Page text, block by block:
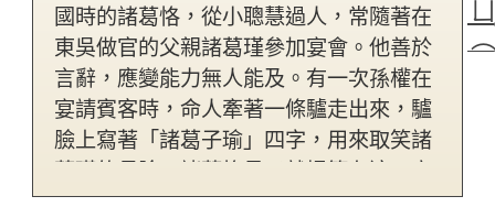
國時的諸葛恪，從小聰慧過人，常隨著在
東吳做官的父親諸葛瑾參加宴會。他善於
言辭，應變能力無人能及。有一次孫權在
宴請賓客時，命人牽著一條驢走出來，驢
臉上寫著「諸葛子瑜」四字，用來取笑諸
下加了「之驢」二字，全場賓客無不讚嘆